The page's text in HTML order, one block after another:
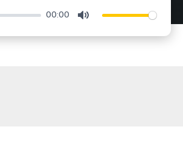
00:00 Mute